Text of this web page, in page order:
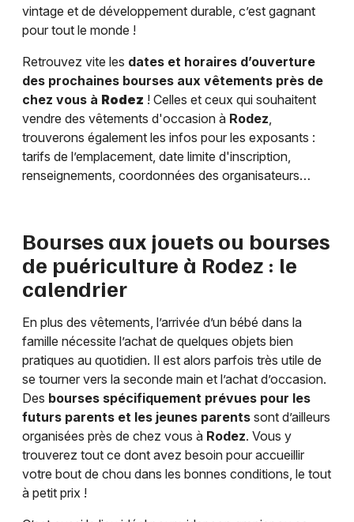
vintage et de développement durable, c’est gagnant
pour tout le monde !
Retrouvez vite les dates et horaires d’ouverture
des prochaines bourses aux vêtements près de
chez vous à Rodez ! Celles et ceux qui souhaitent
vendre des vêtements d'occasion à Rodez,
trouverons également les infos pour les exposants :
tarifs de l’emplacement, date limite d'inscription,
renseignements, coordonnées des organisateurs…
Bourses aux jouets ou bourses
de puériculture à Rodez : le
calendrier
En plus des vêtements, l’arrivée d’un bébé dans la
famille nécessite l’achat de quelques objets bien
pratiques au quotidien. Il est alors parfois très utile de
se tourner vers la seconde main et l’achat d’occasion.
Des bourses spécifiquement prévues pour les
futurs parents et les jeunes parents sont d’ailleurs
organisées près de chez vous à Rodez. Vous y
trouverez tout ce dont avez besoin pour accueillir
votre bout de chou dans les bonnes conditions, le tout
à petit prix !